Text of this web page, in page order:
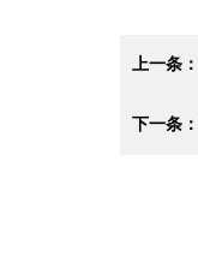
上一条：
下一条：